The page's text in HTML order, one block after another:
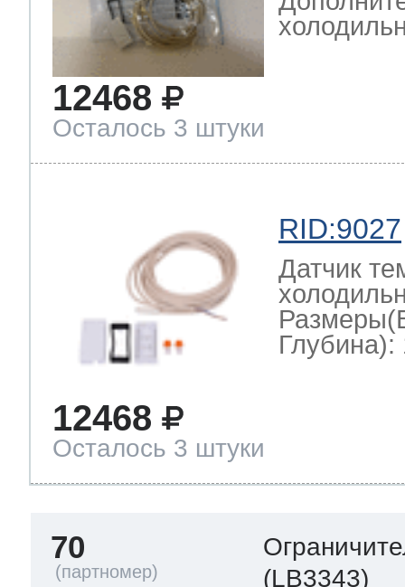
12468
Осталось 3 штуки
RID:9027
Датчик
Глубина):
12468
Осталось 3 штуки
70
(LB3343)